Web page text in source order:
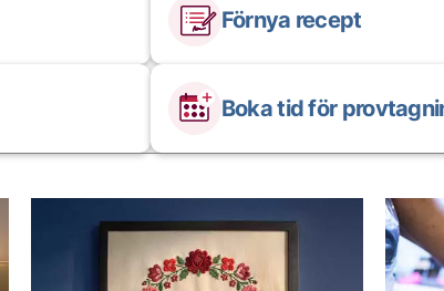
Förnya recept
Boka tid för